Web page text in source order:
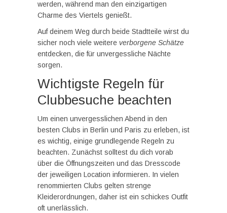
werden, während man den einzigartigen
Charme des Viertels genießt.
Auf deinem Weg durch beide Stadtteile wirst du
sicher noch viele weitere verborgene Schätze
entdecken, die für unvergessliche Nächte
sorgen.
Wichtigste Regeln für
Clubbesuche beachten
Um einen unvergesslichen Abend in den
besten Clubs in Berlin und Paris zu erleben, ist
es wichtig, einige grundlegende Regeln zu
beachten. Zunächst solltest du dich vorab
über die Öffnungszeiten und das Dresscode
der jeweiligen Location informieren. In vielen
renommierten Clubs gelten strenge
Kleiderordnungen, daher ist ein schickes Outfit
oft unerlässlich.